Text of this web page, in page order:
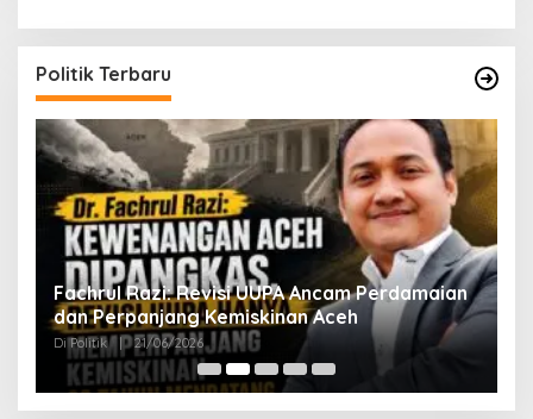
Politik Terbaru
Fachrul Razi: Revisi UUPA Ancam Perdamaian
dan Perpanjang Kemiskinan Aceh
Di Politik 21/06/2026